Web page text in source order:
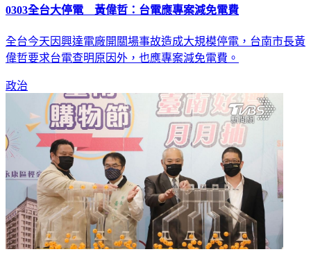
0303全台大停電 黃偉哲：台電應專案減免電費
全台今天因興達電廠開關場事故造成大規模停電，台南市長黃
偉哲要求台電查明原因外，也應專案減免電費。
政治